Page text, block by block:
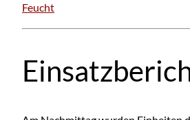
Feucht